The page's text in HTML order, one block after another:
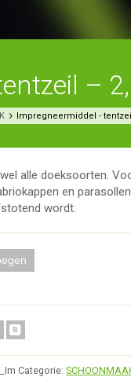
–
Impregneermiddel -
alle doeksoorten.
en
wordt.
Categorie: